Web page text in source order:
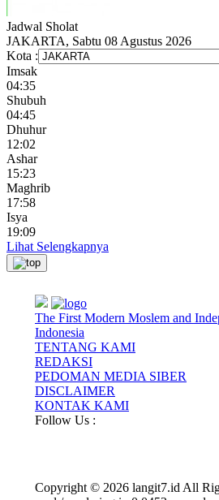
Jadwal Sholat
JAKARTA, Sabtu 08 Agustus 2026
Kota :
Imsak
04:35
Shubuh
04:45
Dhuhur
12:02
Ashar
15:23
Maghrib
17:58
Isya
19:09
Lihat Selengkapnya
The First Modern Moslem and
Indonesia
TENTANG KAMI
REDAKSI
PEDOMAN MEDIA SIBER
DISCLAIMER
KONTAK KAMI
Follow Us :
Copyright © 2026 langit7.id All